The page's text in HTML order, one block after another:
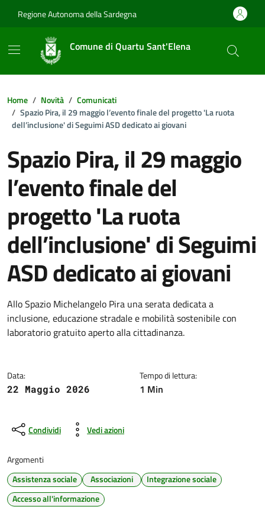
Regione Autonoma della Sardegna
Comune di Quartu Sant'Elena
Home Novità
Comunicati
Spazio Pira, il 29 maggio l’evento finale del progetto 'La ruota
dell’inclusione' di Seguimi ASD dedicato ai giovani
Spazio Pira, il 29 maggio
l’evento finale del
progetto 'La ruota
dell’inclusione' di Seguimi
ASD dedicato ai giovani
Dettagli della notizia
Allo Spazio Michelangelo Pira una serata dedicata a
inclusione, educazione stradale e mobilità sostenibile con
laboratorio gratuito aperto alla cittadinanza.
Data:
22 Maggio 2026
Tempo di lettura:
1 Min
Condividi Vedi azioni
Argomenti
Assistenza sociale
Associazioni
Integrazione sociale
Accesso all'informazione